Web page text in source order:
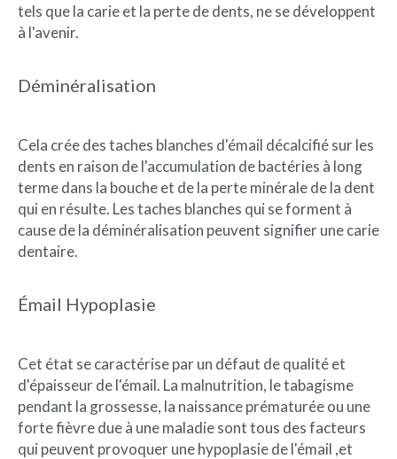
tels que la carie et la perte de dents, ne se développent
à l'avenir.
Déminéralisation
Cela crée des taches blanches d'émail décalcifié sur les
dents en raison de l'accumulation de bactéries à long
terme dans la bouche et de la perte minérale de la dent
qui en résulte. Les taches blanches qui se forment à
cause de la déminéralisation peuvent signifier une carie
dentaire.
Émail Hypoplasie
Cet état se caractérise par un défaut de qualité et
d'épaisseur de l'émail. La malnutrition, le tabagisme
pendant la grossesse, la naissance prématurée ou une
forte fièvre due à une maladie sont tous des facteurs
qui peuvent provoquer une hypoplasie de l'émail ,et